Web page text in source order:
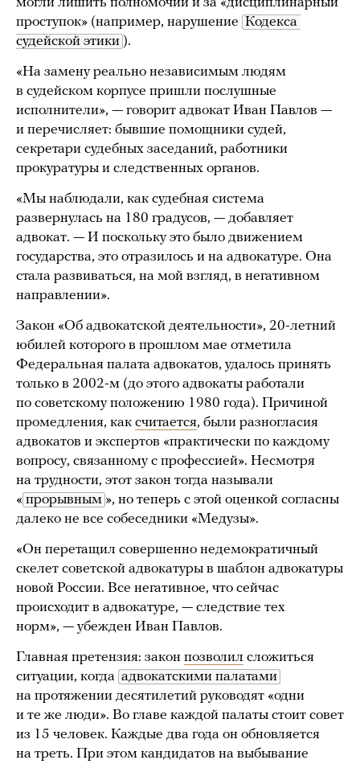
проступок» (например, нарушение Кодекса
судейской этики ).
«На замену реально независимым людям
в судейском корпусе пришли послушные
исполнители», — говорит адвокат Иван Павлов —
и перечисляет: бывшие помощники судей,
секретари судебных заседаний, работники
прокуратуры и следственных органов.
«Мы наблюдали, как судебная система
развернулась на 180 градусов, — добавляет
адвокат. — И поскольку это было движением
государства, это отразилось и на адвокатуре. Она
стала развиваться, на мой взгляд, в негативном
направлении».
Закон «Об адвокатской деятельности», 20-летний
юбилей которого в прошлом мае отметила
Федеральная палата адвокатов, удалось принять
только в 2002-м (до этого адвокаты работали
по советскому положению 1980 года). Причиной
промедления, как считается, были разногласия
адвокатов и экспертов «практически по каждому
вопросу, связанному с профессией». Несмотря
на трудности, этот закон тогда называли
« прорывным », но теперь с этой оценкой согласны
далеко не все собеседники «Медузы».
«Он перетащил совершенно недемократичный
скелет советской адвокатуры в шаблон адвокатуры
новой России. Все негативное, что сейчас
происходит в адвокатуре, — следствие тех
норм», — убежден Иван Павлов.
Главная претензия: закон позволил сложиться
ситуации, когда адвокатскими палатами
на протяжении десятилетий руководят «одни
и те же люди». Во главе каждой палаты стоит совет
из 15 человек. Каждые два года он обновляется
на треть. При этом кандидатов на выбывание